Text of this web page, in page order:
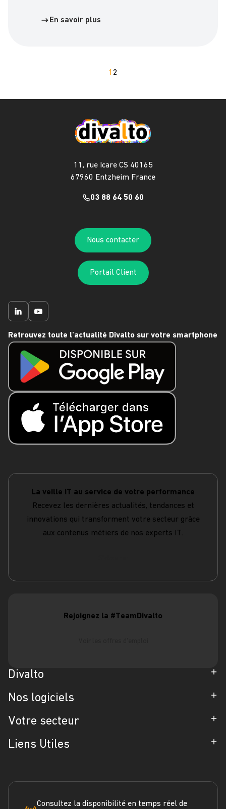
En savoir plus
1 2
11, rue Icare CS 40165
67960 Entzheim France
03 88 64 50 60
Nous contacter
Portail Client
Retrouvez toute l'actualité Divalto sur votre smartphone
La veille IT au service de votre performance
Recevez les dernières actualités, tendances et
innovations qui transforment votre secteur grâce
aux contenus métiers de nos experts IT.
Rejoignez la #TeamDivalto
Divalto
Entreprise
Partenaires
Blog
Engagement RSE
Nos logiciels
ERP
CRM
Votre secteur
Industrie
Liens Utiles
Marketplace
Consultez la disponibilité en temps réel de